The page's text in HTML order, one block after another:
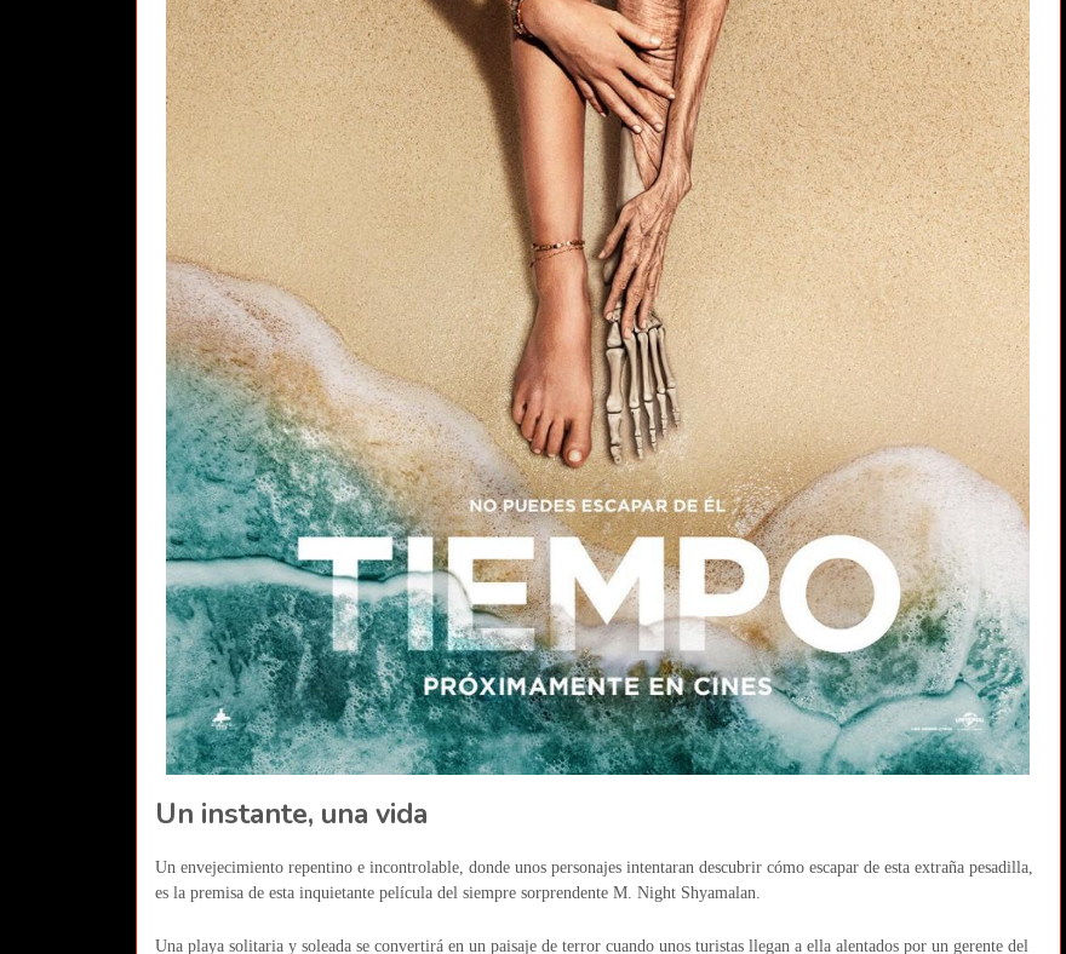
Un instante, una vida
Un envejecimiento repentino e incontrolable, donde unos personajes intentaran descubrir cómo escapar de esta extraña pesadilla,
es la premisa de esta inquietante película del siempre sorprendente M. Night Shyamalan.
Una playa solitaria y soleada se convertirá en un paisaje de terror cuando unos turistas llegan a ella alentados por un gerente del